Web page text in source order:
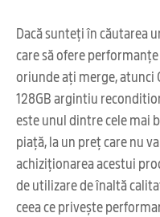
Dacă sunteți în căutarea
care să ofere
oriunde ați merge, atunci
128GB argintiu
este unul dintre cele mai
piață, la un preț care nu
achiziționarea acestui
de utilizare de înaltă
ceea ce privește